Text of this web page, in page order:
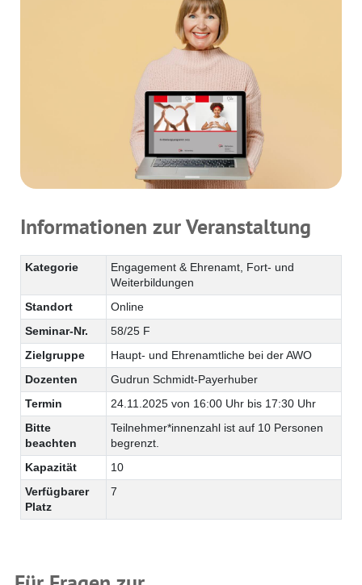
Informationen zur Veranstaltung
Kategorie
Engagement & Ehrenamt, Fort- und
Weiterbildungen
Standort
Online
Seminar-Nr.
58/25 F
Zielgruppe
Haupt- und Ehrenamtliche bei der AWO
Dozenten
Gudrun Schmidt-Payerhuber
Termin
24.11.2025 von 16:00 Uhr bis 17:30 Uhr
Bitte
beachten
Teilnehmer*innenzahl ist auf 10 Personen
begrenzt.
Kapazität
10
Verfügbarer
Platz
7